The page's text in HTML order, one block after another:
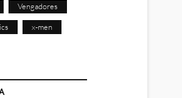
Vengadores
x-men